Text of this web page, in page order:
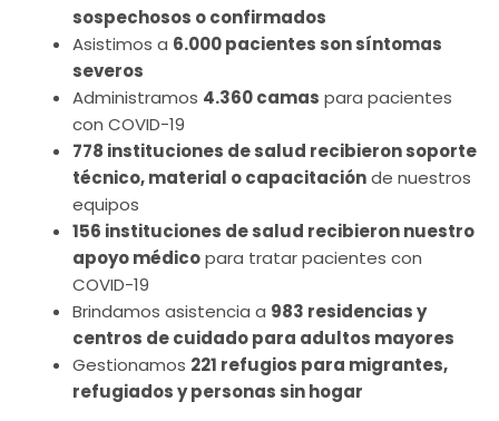
sospechosos o confirmados
Asistimos a 6.000 pacientes son síntomas
severos
Administramos 4.360 camas para pacientes
con COVID-19
778 instituciones de salud recibieron soporte
técnico, material o capacitaciónde nuestros
equipos
156 instituciones de salud recibieron nuestro
apoyo médicopara tratar pacientes con
COVID-19
Brindamos asistencia a 983 residencias y
centros de cuidado para adultos mayores
Gestionamos 221 refugios para migrantes,
refugiados y personas sin hogar